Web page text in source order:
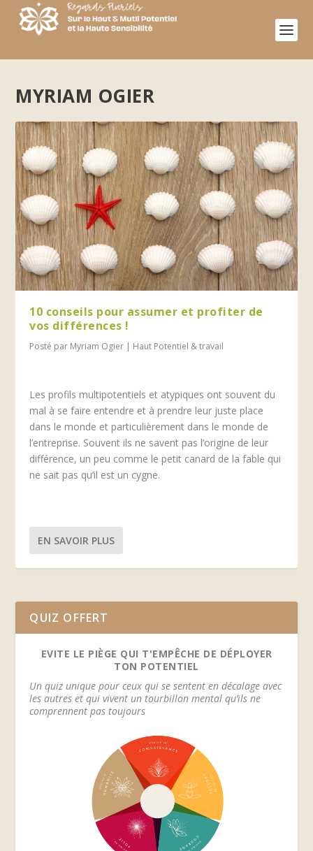
MYRIAM OGIER
10 conseils pour assumer et profiter de
vos différences !
Posté par Myriam Ogier | Haut Potentiel & travail
Les profils multipotentiels et atypiques ont souvent du
mal à se faire entendre et à prendre leur juste place
dans le monde et particulièrement dans le monde de
l’entreprise. Souvent ils ne savent pas l’origine de leur
différence, un peu comme le petit canard de la fable qui
ne sait pas qu’il est un cygne.
EN SAVOIR PLUS
QUIZ OFFERT
EVITE LE PIÈGE QUI T'EMPÊCHE DE DÉPLOYER
TON POTENTIEL
Un quiz unique pour ceux qui se sentent en décalage avec
les autres et qui vivent un tourbillon mental qu’ils ne
comprennent pas toujours